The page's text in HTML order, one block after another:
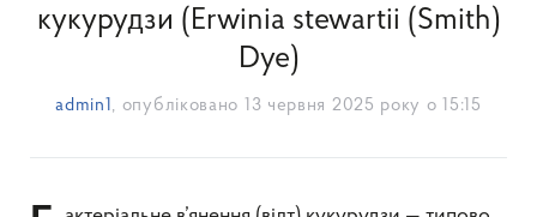
кукурудзи (Erwinia stewartii (Smith)
Dye)
admin1, опубліковано 13 червня 2025 року о 15:15